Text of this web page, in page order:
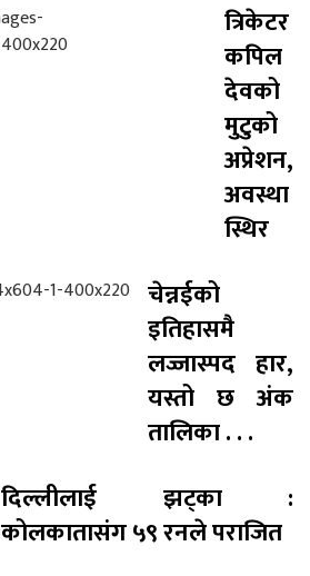
त्रिकेटर
कपिल
देवको
मुटुको
अप्रेशन,
अवस्था
स्थिर
चेन्नईको
इतिहासमै
लज्जास्पद हार,
यस्तो छ अंक
तालिका . . .
दिल्लीलाई झट्का :
कोलकातासंग ५९ रनले पराजित